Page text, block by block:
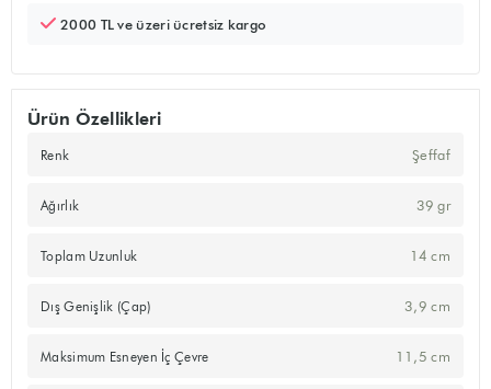
2000 TL ve üzeri ücretsiz kargo
Ürün Özellikleri
Renk Şeffaf
Ağırlık 39 gr
Toplam Uzunluk 14 cm
Dış Genişlik (Çap) 3,9 cm
Maksimum Esneyen İç Çevre 11,5 cm